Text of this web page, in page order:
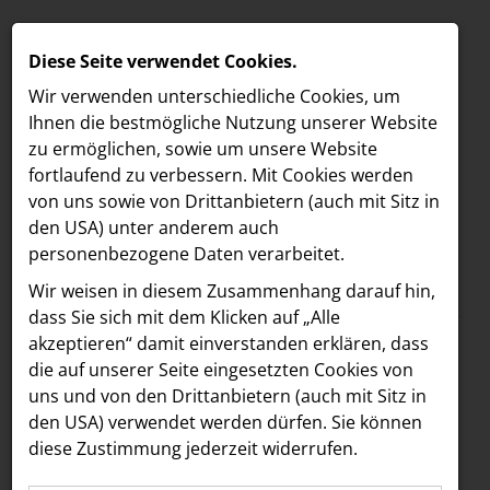
MELDUNGEN
LOEBELL NORDBERG
INNER
aehre
Astoria Artshow
B/S/H Hausgeräte
Meldungen / Österreichische Post AG
Text Bilder
31.07.2025
„Reif für die Gallery“:
Briefkästen werden
Diese Seite verwendet Cookies.
Wir verwenden unterschiedliche Cookies, um
Ihnen die best­mögliche Nutzung unserer Website
zu ermöglichen, sowie um unsere Website
fortlaufend zu verbessern. Mit Cookies werden
von uns sowie von Drittanbietern (auch mit Sitz in
den USA) unter anderem auch
personenbezogene Daten verarbeitet.
Wir weisen in diesem Zusammenhang darauf hin,
dass Sie sich mit dem Klicken auf „Alle
akzeptieren“ damit ein­ver­standen erklären, dass
die auf unserer Seite eingesetzten Cookies von
uns und von den Drittanbietern (auch mit Sitz in
den USA) verwendet werden dürfen. Sie können
diese Zustimmung jederzeit widerrufen.